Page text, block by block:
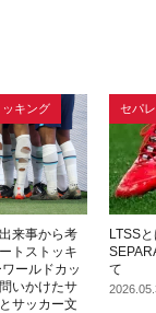
来事から考
トストッキ
ールドカッ
いかけたサ
サッカー文
キング
LTSS
て
セパ